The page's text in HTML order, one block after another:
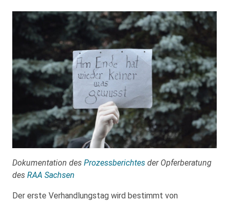
Dokumentation des Prozessberichtes der Opferberatung
des RAA Sachsen
Der erste Verhandlungstag wird bestimmt von